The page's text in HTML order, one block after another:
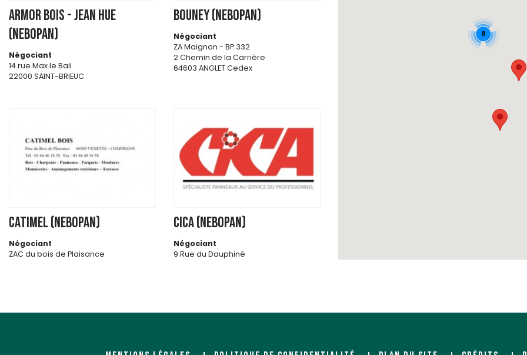
8
ARMOR BOIS - JEAN HUE
(NEBOPAN)
Négociant
14 rue Max le Bail
22000 SAINT-BRIEUC
BOUNEY (NEBOPAN)
Négociant
ZA Maignon - BP 332
2 Chemin de la Carrière
64603 ANGLET Cedex
CATIMEL (NEBOPAN)
Négociant
ZAC du bois de Plaisance
CICA (NEBOPAN)
Négociant
9 Rue du Dauphiné